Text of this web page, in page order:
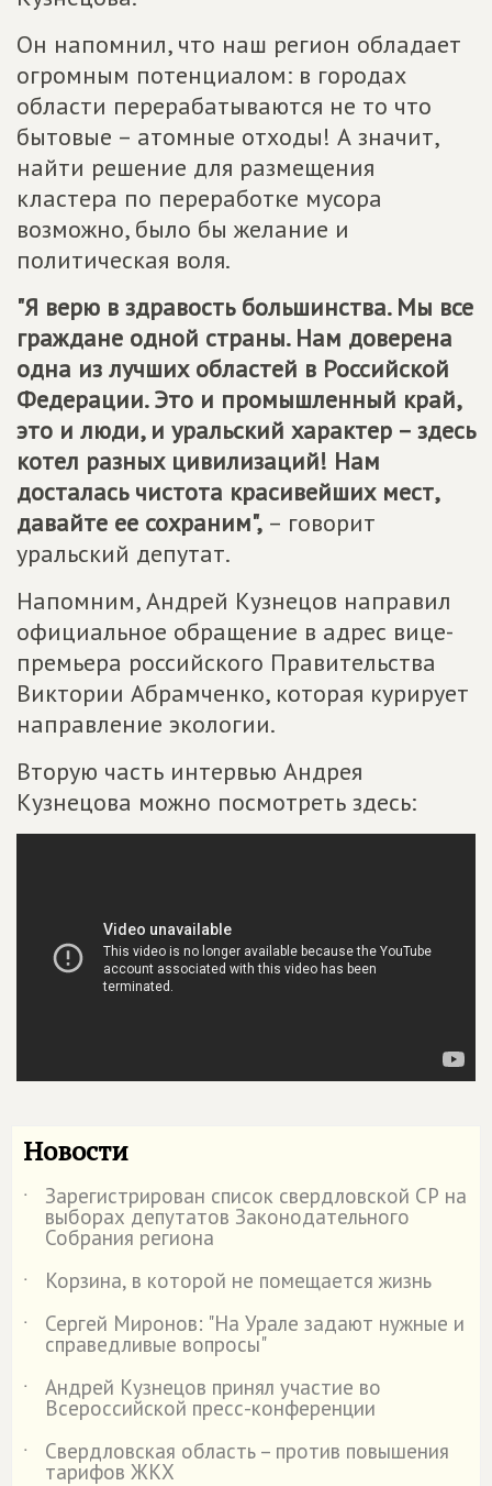
Он напомнил, что наш регион обладает
огромным потенциалом: в городах
области перерабатываются не то что
бытовые – атомные отходы! А значит,
найти решение для размещения
кластера по переработке мусора
возможно, было бы желание и
политическая воля.
"Я верю в здравость большинства. Мы все
граждане одной страны. Нам доверена
одна из лучших областей в Российской
Федерации. Это и промышленный край,
это и люди, и уральский характер – здесь
котел разных цивилизаций! Нам
досталась чистота красивейших мест,
давайте ее сохраним", – говорит
уральский депутат.
Напомним, Андрей Кузнецов направил
официальное обращение в адрес вице-
премьера российского Правительства
Виктории Абрамченко, которая курирует
направление экологии.
Вторую часть интервью Андрея
Кузнецова можно посмотреть здесь:
Новости
˙ Зарегистрирован список свердловской СР на
выборах депутатов Законодательного
Собрания региона
˙
Корзина, в которой не помещается жизнь
˙
Сергей Миронов: "На Урале задают нужные и
справедливые вопросы"
˙
Андрей Кузнецов принял участие во
Всероссийской пресс-конференции
˙
Свердловская область – против повышения
тарифов ЖКХ